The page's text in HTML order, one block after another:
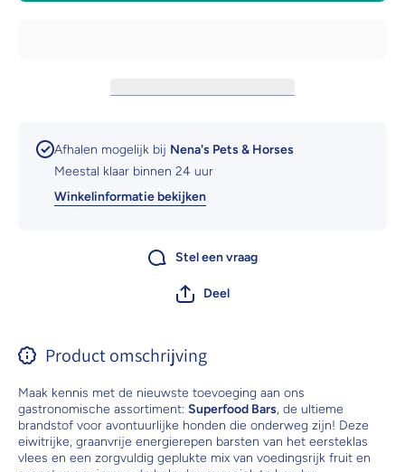
Afhalen mogelijk bij Nena's Pets & Horses
Meestal klaar binnen 24 uur
Winkelinformatie bekijken
Stel een vraag
Deel
Product omschrijving
Maak kennis met de nieuwste toevoeging aan ons
gastronomische assortiment: Superfood Bars, de ultieme
brandstof voor avontuurlijke honden die onderweg zijn! Deze
eiwitrijke, graanvrije energierepen barsten van het eersteklas
vlees en een zorgvuldig geplukte mix van voedingsrijk fruit en